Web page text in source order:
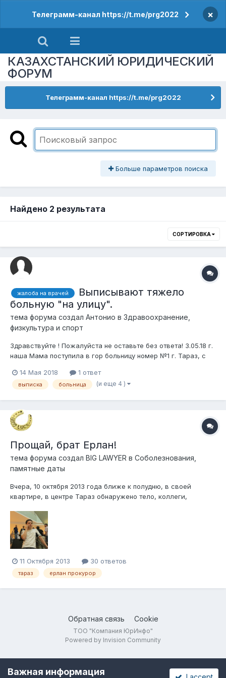
Телеграмм-канал https://t.me/prg2022 ×
КАЗАХСТАНСКИЙ ЮРИДИЧЕСКИЙ
ФОРУМ
Телеграмм-канал https://t.me/prg2022
Больше параметров поиска
Найдено 2 результата
СОРТИРОВКА
жалоба на врачей
Выписывают тяжело
больную "на улицу".
тема форума создал Антонио в Здравоохранение,
физкультура и спорт
Здравствуйте ! Пожалуйста не оставьте без ответа! 3.05.18 г.
наша Мама поступила в гор больницу номер №1 г. Тараз, с
которая держалась в течении 2-х недель. Сделали
томографию головного мозга установили диагноз опухоль
14 Мая 2018 1 ответ
выписка больница (и еще 4 )
Прощай, брат Ерлан!
тема форума создал BIG LAWYER в Соболезнования,
памятные даты
Вчера, 10 октября 2013 года ближе к полудню, в своей
квартире, в центре Тараз обнаружено тело, коллеги,
Ногайбекова Ерлана Кузембековича. По предварительным
данным, он был убит путем выстрела в голову и нанесением
ему около 20 ножевых ранений. Г...
11 Октября 2013 30 ответов
тараз ерлан прокурор
Обратная связь Cookie
ТОО "Компания ЮрИнфо"
Powered by Invision Community
Важная информация